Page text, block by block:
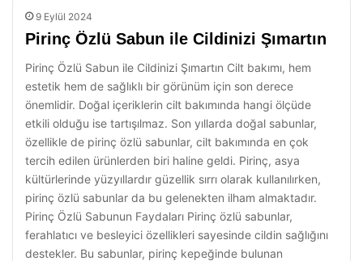
9 Eylül 2024
Pirinç Özlü Sabun ile Cildinizi Şımartın
Pirinç Özlü Sabun ile Cildinizi Şımartın Cilt bakımı, hem
estetik hem de sağlıklı bir görünüm için son derece
önemlidir. Doğal içeriklerin cilt bakımında hangi ölçüde
etkili olduğu ise tartışılmaz. Son yıllarda doğal sabunlar,
özellikle de pirinç özlü sabunlar, cilt bakımında en çok
tercih edilen ürünlerden biri haline geldi. Pirinç, asya
kültürlerinde yüzyıllardır güzellik sırrı olarak kullanılırken,
pirinç özlü sabunlar da bu gelenekten ilham almaktadır.
Pirinç Özlü Sabunun Faydaları Pirinç özlü sabunlar,
ferahlatıcı ve besleyici özellikleri sayesinde cildin sağlığını
destekler. Bu sabunlar, pirinç kepeğinde bulunan